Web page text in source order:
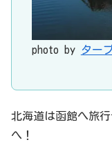
photo by ター
北海道は函館へ旅
へ！